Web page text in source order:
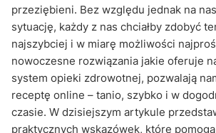
przeziębieni. Bez względu jednak na
sytuację, każdy z nas chciałby zdobyć
najszybciej i w miarę możliwości
nowoczesne rozwiązania jakie oferuje
system opieki zdrowotnej, pozwalają
receptę online – tanio, szybko i w
czasie. W dzisiejszym artykule
praktycznych wskazówek, które